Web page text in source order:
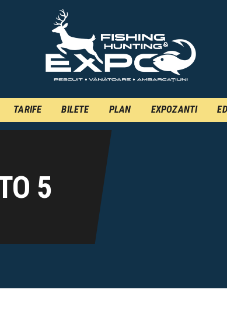
TARIFE BILETE PLAN EXPOZANTI
5
INSCRIERE
PLAN
CONTACT